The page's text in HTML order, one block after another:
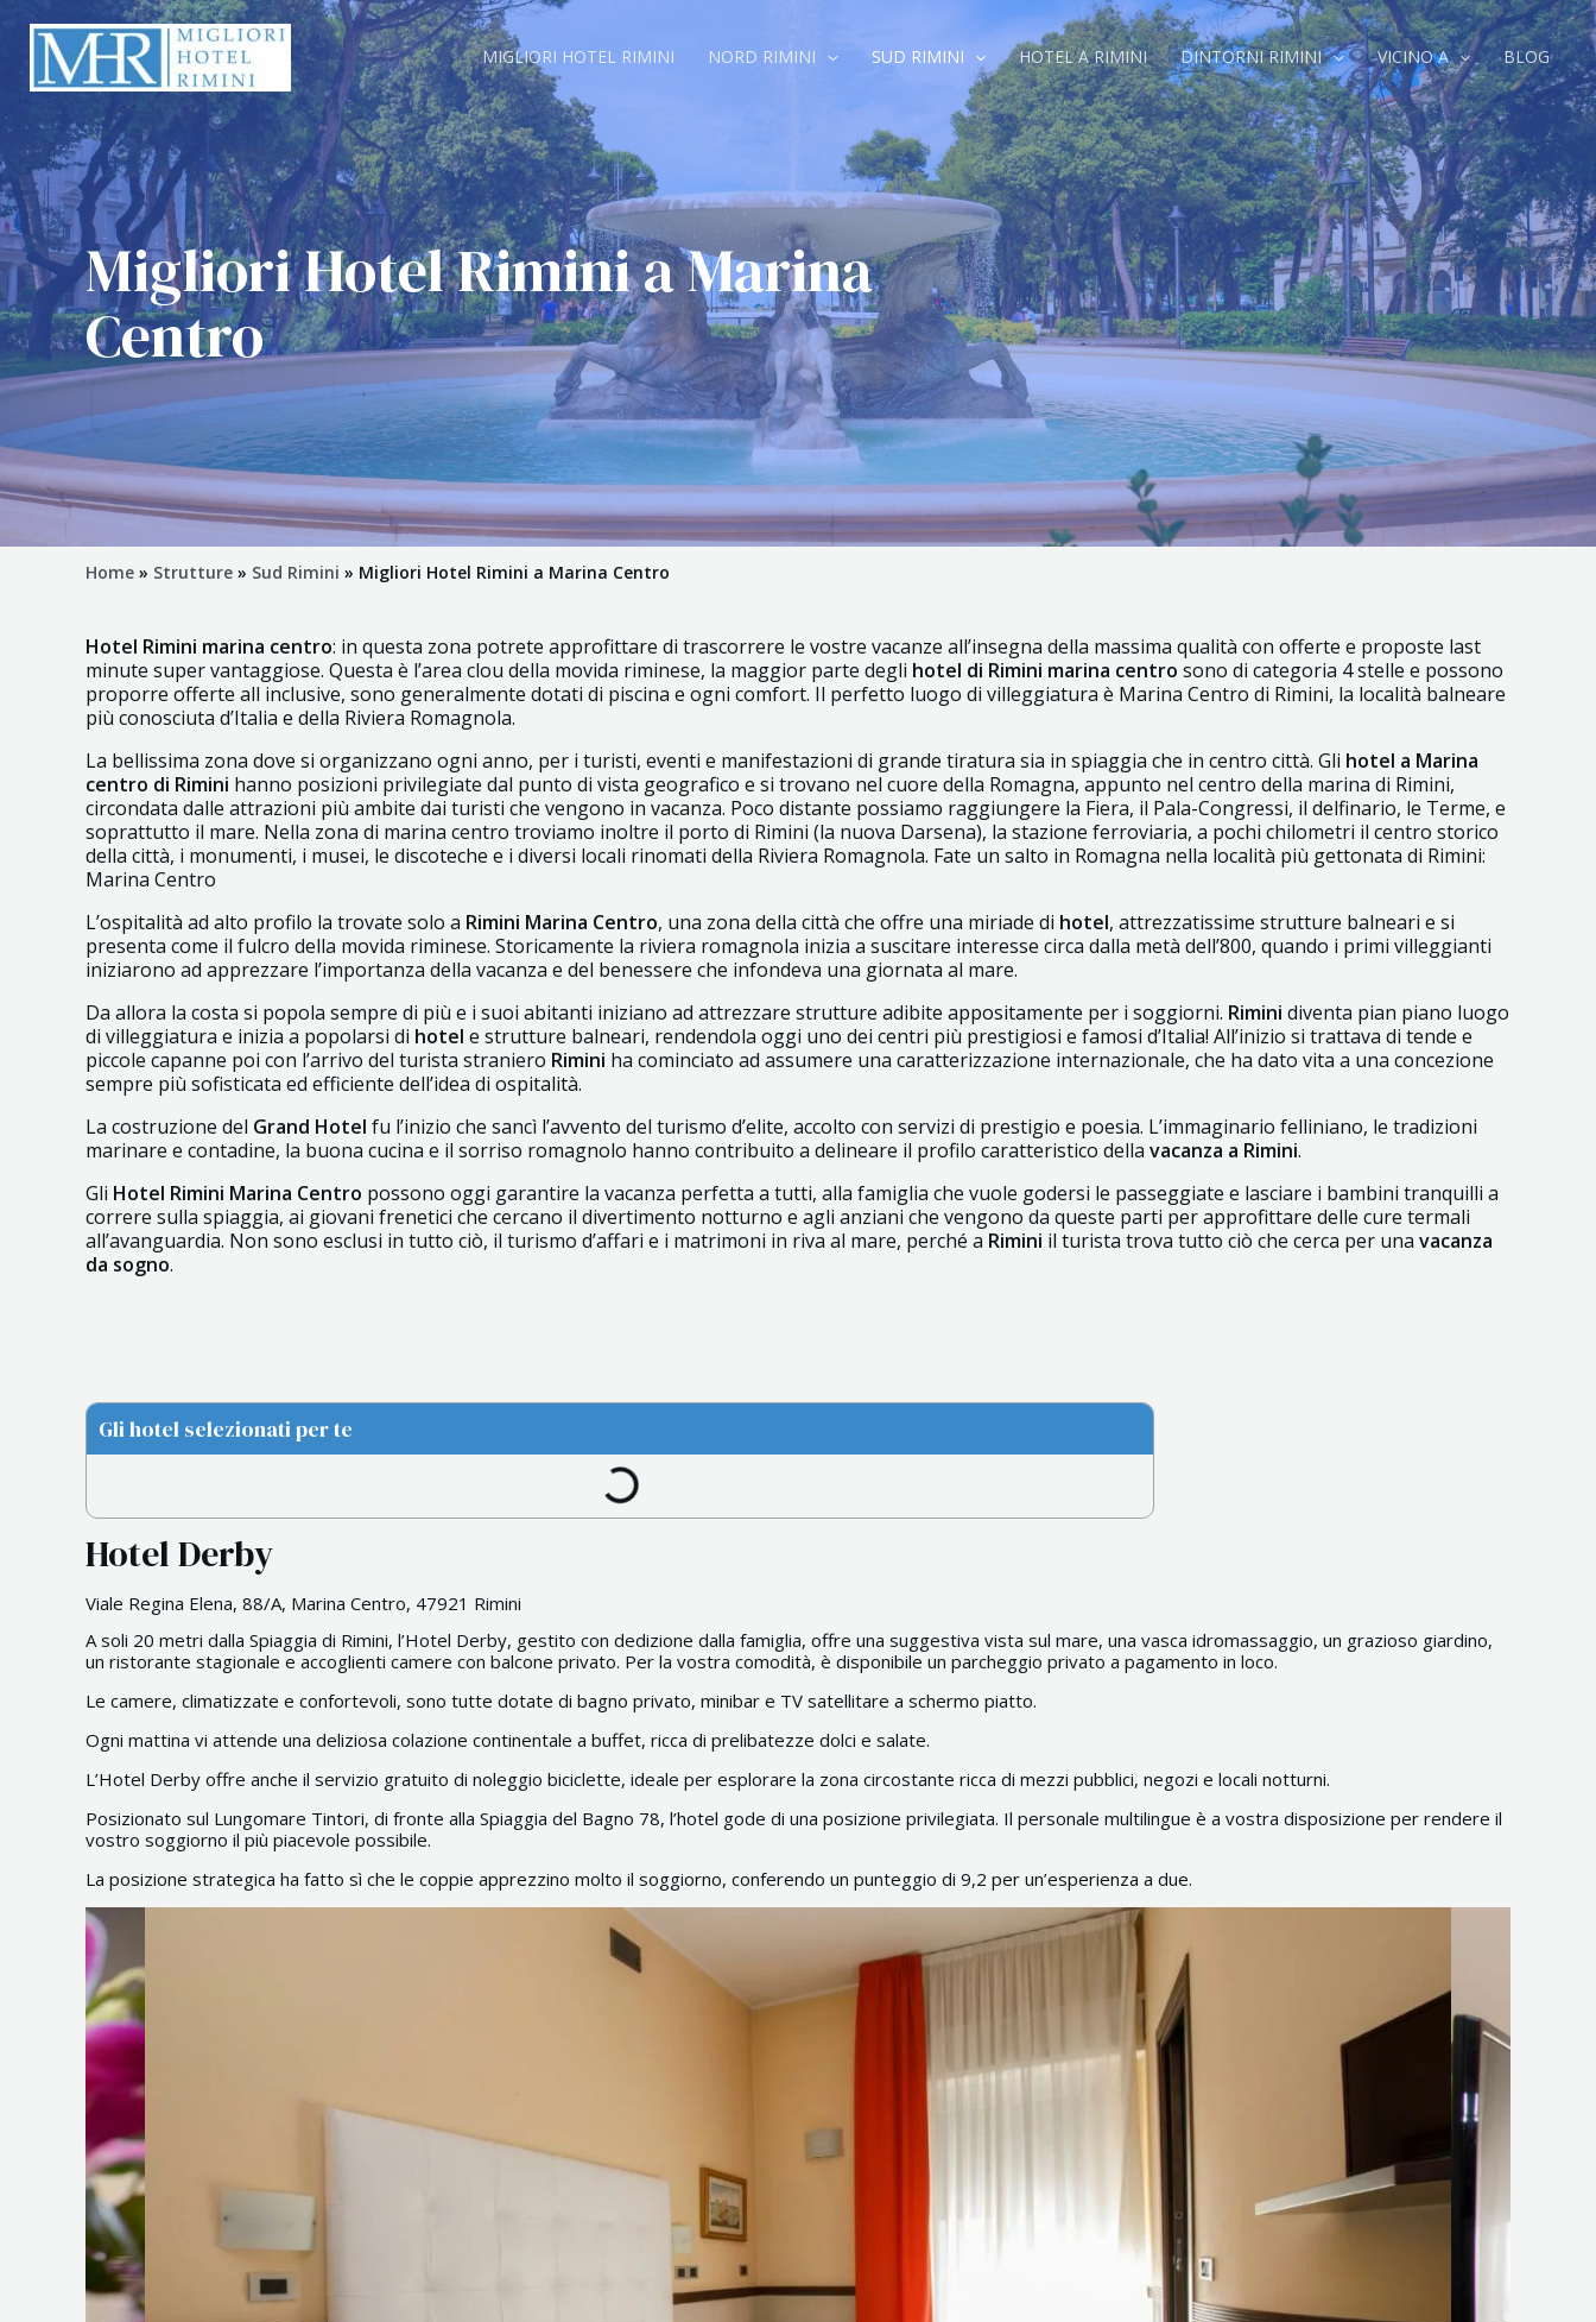
contenuto
MIGLIORI HOTEL RIMINI NORD RIMINI SUD RIMINI HOTEL A RIMINI DINTORNI RIMINI VICINO A BLOG
Migliori Hotel Rimini a Marina
Centro
Home » Strutture » Sud Rimini » Migliori Hotel Rimini a Marina Centro
Hotel Rimini marina centro: in questa zona potrete approfittare di trascorrere le vostre vacanze all’insegna della massima qualità con offerte e proposte last
minute super vantaggiose. Questa è l’area clou della movida riminese, la maggior parte degli hotel di Rimini marina centro sono di categoria 4 stelle e possono
proporre offerte all inclusive, sono generalmente dotati di piscina e ogni comfort. Il perfetto luogo di villeggiatura è Marina Centro di Rimini, la località balneare
più conosciuta d’Italia e della Riviera Romagnola.
La bellissima zona dove si organizzano ogni anno, per i turisti, eventi e manifestazioni di grande tiratura sia in spiaggia che in centro città. Gli hotel a Marina
centro di Rimini hanno posizioni privilegiate dal punto di vista geografico e si trovano nel cuore della Romagna, appunto nel centro della marina di Rimini,
circondata dalle attrazioni più ambite dai turisti che vengono in vacanza. Poco distante possiamo raggiungere la Fiera, il Pala-Congressi, il delfinario, le Terme, e
soprattutto il mare. Nella zona di marina centro troviamo inoltre il porto di Rimini (la nuova Darsena), la stazione ferroviaria, a pochi chilometri il centro storico
della città, i monumenti, i musei, le discoteche e i diversi locali rinomati della Riviera Romagnola. Fate un salto in Romagna nella località più gettonata di Rimini:
Marina Centro
L’ospitalità ad alto profilo la trovate solo a Rimini Marina Centro, una zona della città che offre una miriade di hotel, attrezzatissime strutture balneari e si
presenta come il fulcro della movida riminese. Storicamente la riviera romagnola inizia a suscitare interesse circa dalla metà dell’800, quando i primi villeggianti
iniziarono ad apprezzare l’importanza della vacanza e del benessere che infondeva una giornata al mare.
Da allora la costa si popola sempre di più e i suoi abitanti iniziano ad attrezzare strutture adibite appositamente per i soggiorni. Rimini diventa pian piano luogo
di villeggiatura e inizia a popolarsi di hotel e strutture balneari, rendendola oggi uno dei centri più prestigiosi e famosi d’Italia! All’inizio si trattava di tende e
piccole capanne poi con l’arrivo del turista straniero Rimini ha cominciato ad assumere una caratterizzazione internazionale, che ha dato vita a una concezione
sempre più sofisticata ed efficiente dell’idea di ospitalità.
La costruzione del Grand Hotel fu l’inizio che sancì l’avvento del turismo d’elite, accolto con servizi di prestigio e poesia. L’immaginario felliniano, le tradizioni
marinare e contadine, la buona cucina e il sorriso romagnolo hanno contribuito a delineare il profilo caratteristico della vacanza a Rimini.
Gli Hotel Rimini Marina Centro possono oggi garantire la vacanza perfetta a tutti, alla famiglia che vuole godersi le passeggiate e lasciare i bambini tranquilli a
correre sulla spiaggia, ai giovani frenetici che cercano il divertimento notturno e agli anziani che vengono da queste parti per approfittare delle cure termali
all’avanguardia. Non sono esclusi in tutto ciò, il turismo d’affari e i matrimoni in riva al mare, perché a Rimini il turista trova tutto ciò che cerca per una vacanza
da sogno.
Gli hotel selezionati per te
Hotel Derby
Viale Regina Elena, 88/A, Marina Centro, 47921 Rimini
A soli 20 metri dalla Spiaggia di Rimini, l’Hotel Derby, gestito con dedizione dalla famiglia, offre una suggestiva vista sul mare, una vasca idromassaggio, un grazioso giardino,
un ristorante stagionale e accoglienti camere con balcone privato. Per la vostra comodità, è disponibile un parcheggio privato a pagamento in loco.
Le camere, climatizzate e confortevoli, sono tutte dotate di bagno privato, minibar e TV satellitare a schermo piatto.
Ogni mattina vi attende una deliziosa colazione continentale a buffet, ricca di prelibatezze dolci e salate.
L’Hotel Derby offre anche il servizio gratuito di noleggio biciclette, ideale per esplorare la zona circostante ricca di mezzi pubblici, negozi e locali notturni.
Posizionato sul Lungomare Tintori, di fronte alla Spiaggia del Bagno 78, l’hotel gode di una posizione privilegiata. Il personale multilingue è a vostra disposizione per rendere il
vostro soggiorno il più piacevole possibile.
La posizione strategica ha fatto sì che le coppie apprezzino molto il soggiorno, conferendo un punteggio di 9,2 per un’esperienza a due.